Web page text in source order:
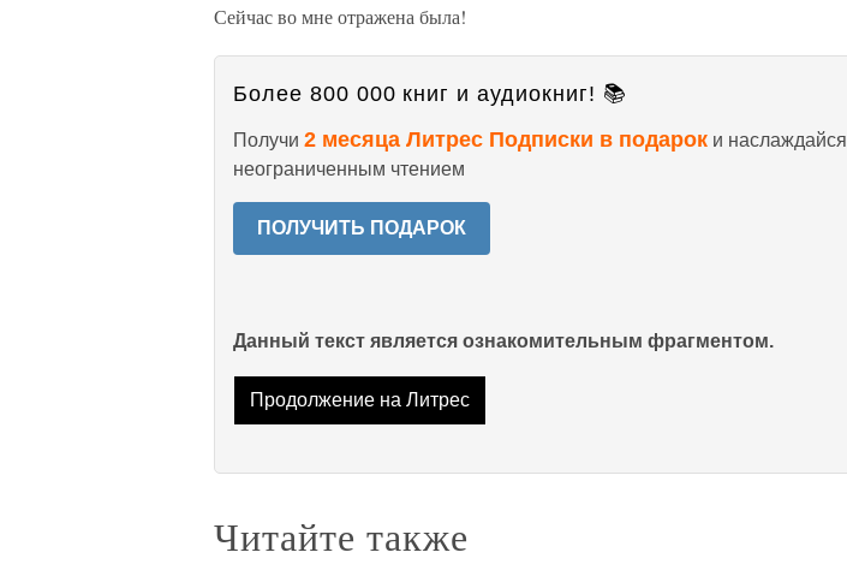
Сейчас во мне отражена была!
Более 800 000 книг и аудиокниг! 📚
Получи 2 месяца Литрес Подписки в подарок и наслаждайся
неограниченным чтением
ПОЛУЧИТЬ ПОДАРОК
Данный текст является ознакомительным фрагментом.
Продолжение на Литрес
Читайте также